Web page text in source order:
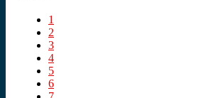
1
2
3
4
5
6